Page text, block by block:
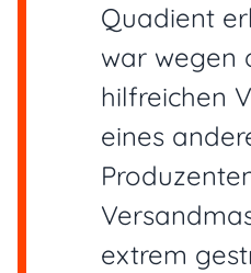
Quadient
war wegen
hilfreichen
eines
extrem